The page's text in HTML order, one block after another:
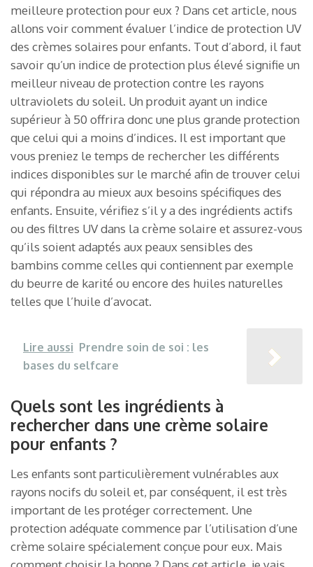
meilleure protection pour eux ? Dans cet article, nous
allons voir comment évaluer l’indice de protection UV
des crèmes solaires pour enfants. Tout d’abord, il faut
savoir qu’un indice de protection plus élevé signifie un
meilleur niveau de protection contre les rayons
ultraviolets du soleil. Un produit ayant un indice
supérieur à 50 offrira donc une plus grande protection
que celui qui a moins d’indices. Il est important que
vous preniez le temps de rechercher les différents
indices disponibles sur le marché afin de trouver celui
qui répondra au mieux aux besoins spécifiques des
enfants. Ensuite, vérifiez s’il y a des ingrédients actifs
ou des filtres UV dans la crème solaire et assurez-vous
qu’ils soient adaptés aux peaux sensibles des
bambins comme celles qui contiennent par exemple
du beurre de karité ou encore des huiles naturelles
telles que l’huile d’avocat.
Lire aussi Prendre soin de soi : les
bases du selfcare
Quels sont les ingrédients à
rechercher dans une crème solaire
pour enfants ?
Les enfants sont particulièrement vulnérables aux
rayons nocifs du soleil et, par conséquent, il est très
important de les protéger correctement. Une
protection adéquate commence par l’utilisation d’une
crème solaire spécialement conçue pour eux. Mais